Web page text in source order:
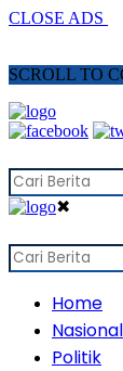
CLOSE ADS
SCROLL TO
✖
Home
Nasional
Politik